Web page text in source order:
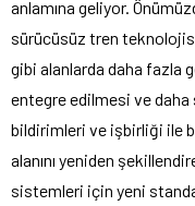
anlamına geliyor.
sürücüsüz tren
gibi alanlarda daha fazla
entegre edilmesi ve
bildirimleri ve işbirliği ile
alanını yeniden
sistemleri için yeni